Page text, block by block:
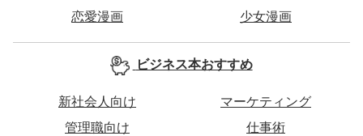
恋愛漫画
少女漫画
ビジネス本おすすめ
新社会人向け
マーケティング
管理職向け
仕事術